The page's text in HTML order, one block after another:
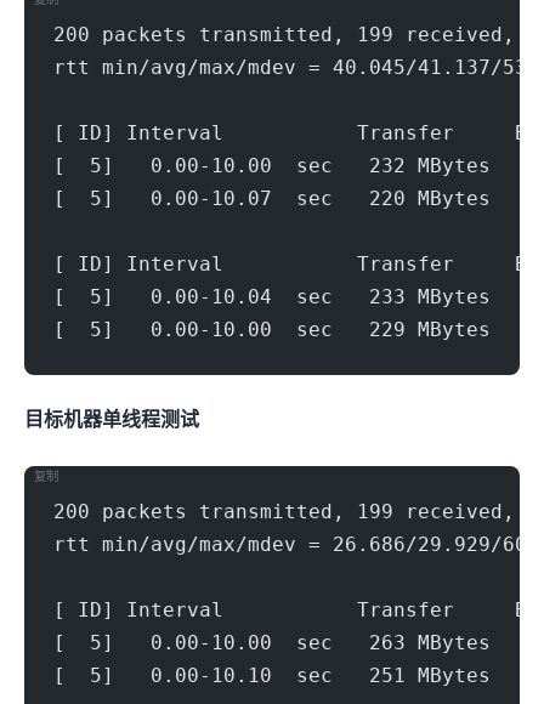
200 packets transmitted, 199 received,
rtt min/avg/max/mdev = 40.045/41.137/
[ ID] Interval           Transfer
[  5]   0.00-10.00  sec   232 MBytes
[  5]   0.00-10.07  sec   220 MBytes
[ ID] Interval           Transfer
[  5]   0.00-10.04  sec   233 MBytes
[  5]   0.00-10.00  sec   229 MBytes
目标机器 IPERF3单线程测试
200 packets transmitted, 199 received,
rtt min/avg/max/mdev = 26.686/29.929/
[ ID] Interval           Transfer
[  5]   0.00-10.00  sec   263 MBytes
[  5]   0.00-10.10  sec   251 MBytes
复制